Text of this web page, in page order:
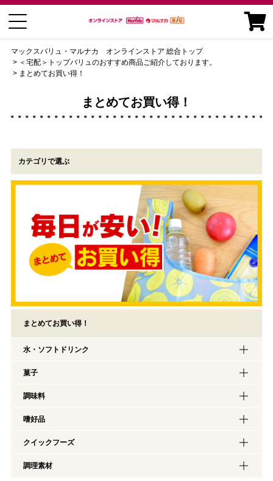
マックスバリュ・マルナカ オンラインストア 総合トップ
＜宅配＞トップバリュのおすすめ商品ご紹介しております。
まとめてお買い得！
まとめてお買い得！
カテゴリで選ぶ
まとめてお買い得！
水・ソフトドリンク
菓子
調味料
嗜好品
クイックフーズ
調理素材